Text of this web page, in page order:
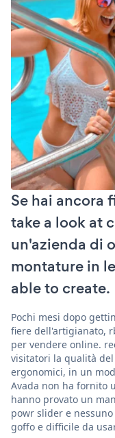
Se hai ancora
take a look at
un'azienda di
montature in
able to create.
Pochi mesi dopo
fiere dell'artigianato,
per vendere online.
visitatori la qualità
ergonomici, in un
Avada non ha fornito
hanno provato un
powr slider e
goffo e difficile da